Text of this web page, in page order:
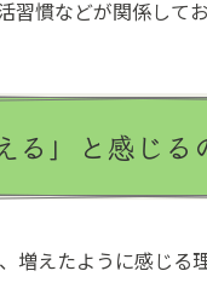
慣などが関係してお
る」と感じる
増えたように感じる